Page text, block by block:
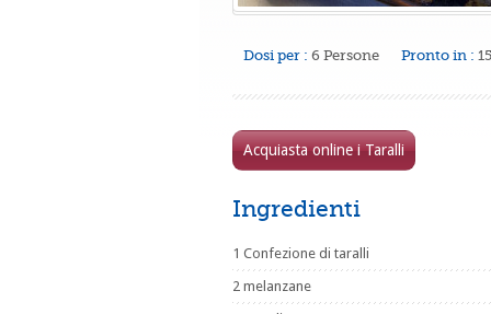
Dosi per : 6 Persone Pronto in :
Acquiasta online i Taralli
Ingredienti
1 Confezione di taralli
2 melanzane